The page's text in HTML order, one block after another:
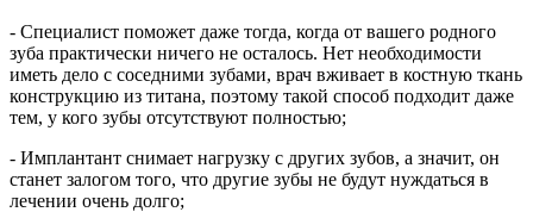
- Специалист поможет даже тогда, когда от вашего родного
зуба практически ничего не осталось. Нет необходимости
иметь дело с соседними зубами, врач вживает в костную ткань
конструкцию из титана, поэтому такой способ подходит даже
тем, у кого зубы отсутствуют полностью;
- Имплантант снимает нагрузку с других зубов, а значит, он
станет залогом того, что другие зубы не будут нуждаться в
лечении очень долго;